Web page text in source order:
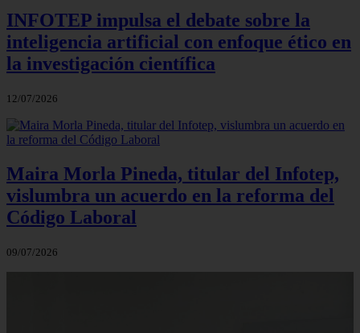
INFOTEP impulsa el debate sobre la
inteligencia artificial con enfoque ético en
la investigación científica
12/07/2026
Maira Morla Pineda, titular del Infotep,
vislumbra un acuerdo en la reforma del
Código Laboral
09/07/2026